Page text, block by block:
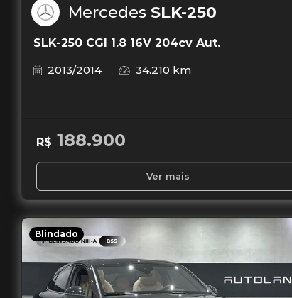
Mercedes SLK-250
SLK-250 CGI 1.8 16V 204cv Aut.
2013/2014
34.210 km
R$ 188.900
Ver mais
Blindado